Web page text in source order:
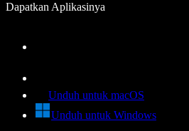
Dapatkan Aplikasinya
Unduh untuk macOS
Unduh untuk Windows